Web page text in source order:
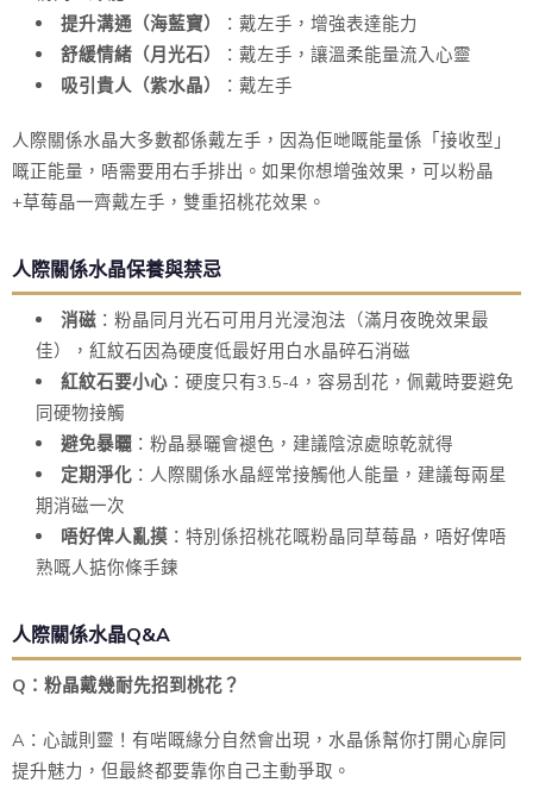
提升溝通（海藍寶）
：戴左手，增強表達能力
舒緩情緒（月光石）
：戴左手，讓溫柔能量流入心靈
吸引貴人（紫水晶）
：戴左手
人際關係水晶大多數都係戴左手，因為佢哋嘅能量係「接收型」
嘅正能量，唔需要用右手排出。如果你想增強效果，可以粉晶
+草莓晶一齊戴左手，雙重招桃花效果。
人際關係水晶保養與禁忌
消磁：粉晶同月光石可用月光浸泡法（滿月夜晚效果最
佳），紅紋石因為硬度低最好用白水晶碎石消磁
紅紋石要小心：硬度只有3.5-4，容易刮花，佩戴時要避免
同硬物接觸
避免暴曬：粉晶暴曬會褪色，建議陰涼處晾乾就得
定期淨化：人際關係水晶經常接觸他人能量，建議每兩星
期消磁一次
唔好俾人亂摸：特別係招桃花嘅粉晶同草莓晶，唔好俾唔
熟嘅人掂你條手鍊
人際關係水晶Q&A
Q：粉晶戴幾耐先招到桃花？
A：心誠則靈！有啱嘅緣分自然會出現，水晶係幫你打開心扉同
提升魅力，但最終都要靠你自己主動爭取。